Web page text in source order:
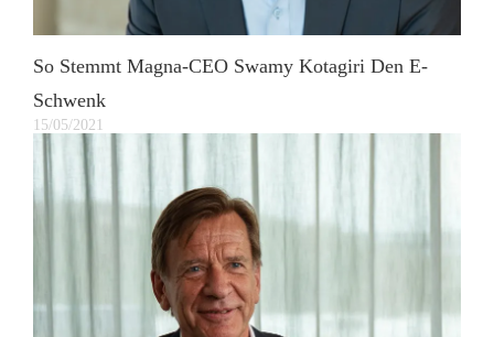
So Stemmt Magna-CEO Swamy Kotagiri Den E-
Schwenk
15/05/2021